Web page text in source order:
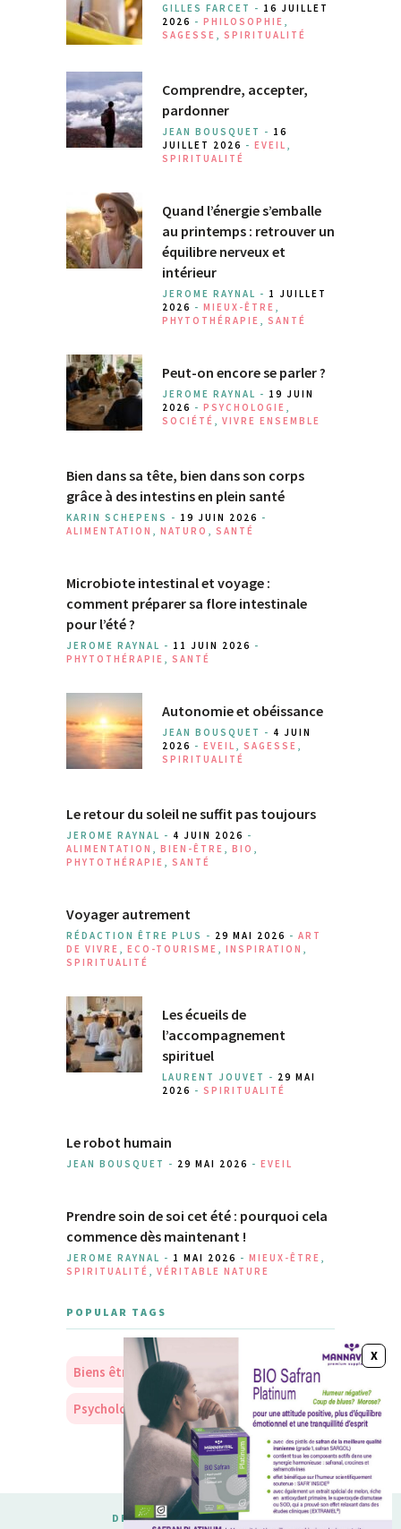
GILLES FARCET - 16 JUILLET
2026 - PHILOSOPHIE ,
SAGESSE , SPIRITUALITÉ
Comprendre, accepter,
pardonner
JEAN BOUSQUET - 16
JUILLET 2026 - EVEIL ,
SPIRITUALITÉ
Quand l’énergie s’emballe
au printemps : retrouver un
équilibre nerveux et
intérieur
JEROME RAYNAL - 1 JUILLET
2026 - MIEUX-ÊTRE ,
PHYTOTHÉRAPIE , SANTÉ
Peut-on encore se parler ?
JEROME RAYNAL - 19 JUIN
2026 - PSYCHOLOGIE ,
SOCIÉTÉ , VIVRE ENSEMBLE
Bien dans sa tête, bien dans son corps
grâce à des intestins en plein santé
KARIN SCHEPENS - 19 JUIN 2026 -
ALIMENTATION , NATURO , SANTÉ
Microbiote intestinal et voyage :
comment préparer sa flore intestinale
pour l’été ?
JEROME RAYNAL - 11 JUIN 2026 -
PHYTOTHÉRAPIE , SANTÉ
Autonomie et obéissance
JEAN BOUSQUET - 4 JUIN
2026 - EVEIL , SAGESSE ,
SPIRITUALITÉ
Le retour du soleil ne suffit pas toujours
JEROME RAYNAL - 4 JUIN 2026 -
ALIMENTATION , BIEN-ÊTRE , BIO ,
PHYTOTHÉRAPIE , SANTÉ
Voyager autrement
RÉDACTION ÊTRE PLUS - 29 MAI 2026 - ART
DE VIVRE , ECO-TOURISME , INSPIRATION ,
SPIRITUALITÉ
Les écueils de
l’accompagnement
spirituel
LAURENT JOUVET - 29 MAI
2026 - SPIRITUALITÉ
Le robot humain
JEAN BOUSQUET - 29 MAI 2026 - EVEIL
Prendre soin de soi cet été : pourquoi cela
commence dès maintenant !
JEROME RAYNAL - 1 MAI 2026 - MIEUX-ÊTRE ,
SPIRITUALITÉ , VÉRITABLE NATURE
POPULAR TAGS
Biens être Soins Nourriture
Psychologie Personnalité
DESIGNED & DEVELOPED BY